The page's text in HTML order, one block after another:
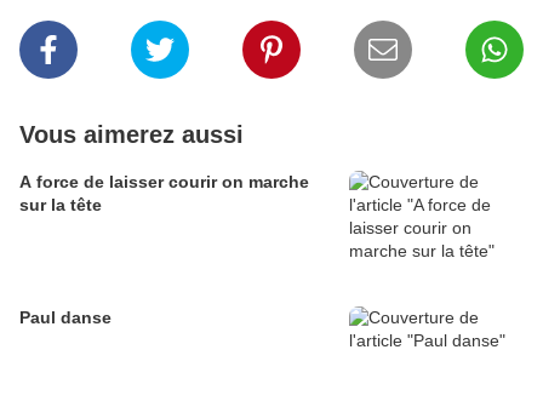
Vous aimerez aussi
A force de laisser courir on marche
sur la tête
Paul danse